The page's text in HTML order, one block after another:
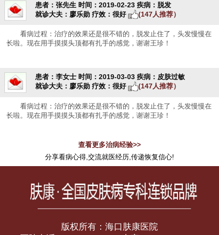
患者：张先生 时间：2019-02-23 疾病：脱发
就诊大夫：廖乐勋 疗效：很好 (147人推荐）
看病过程：治疗的效果还是很不错的，脱发止住了，头发慢慢在
长啦。现在用手摸摸头顶都有扎手的感觉，谢谢王珍！
患者：李女士 时间：2019-03-03 疾病：皮肤过敏
就诊大夫：廖乐勋 疗效：很好 (147人推荐）
看病过程：治疗的效果还是很不错的，脱发止住了，头发慢慢在
长啦。现在用手摸摸头顶都有扎手的感觉，谢谢王珍！
查看更多治病经验>>
分享看病心得,交流就医经历,传递恢复信心!
版权所有：海口肤康医院